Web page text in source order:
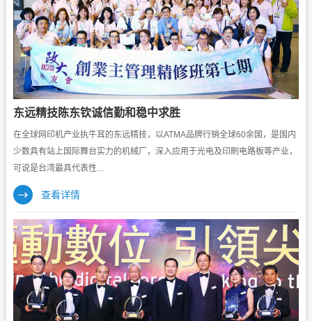
东远精技陈东钦诚信勤和稳中求胜
在全球网印机产业执牛耳的东远精技，以ATMA品牌行销全球60余国，是国内
少数具有站上国际舞台实力的机械厂，深入应用于光电及印刷电路板等产业，
可说是台湾最具代表性...
查看详情